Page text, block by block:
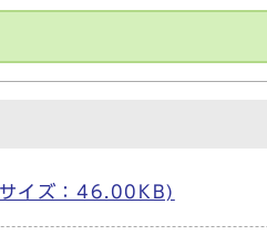
イズ：46.00KB)